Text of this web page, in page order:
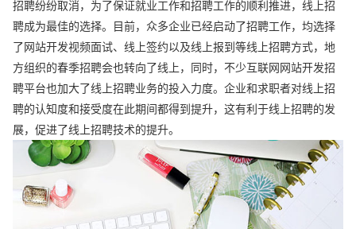
招聘纷纷取消，为了保证就业工作和招聘工作的顺利推进，线上招
聘成为最佳的选择。目前，众多企业已经启动了招聘工作，均选择
了网站开发视频面试、线上签约以及线上报到等线上招聘方式，地
方组织的春季招聘会也转向了线上，同时，不少互联网网站开发招
聘平台也加大了线上招聘业务的投入力度。企业和求职者对线上招
聘的认知度和接受度在此期间都得到提升，这有利于线上招聘的发
展，促进了线上招聘技术的提升。